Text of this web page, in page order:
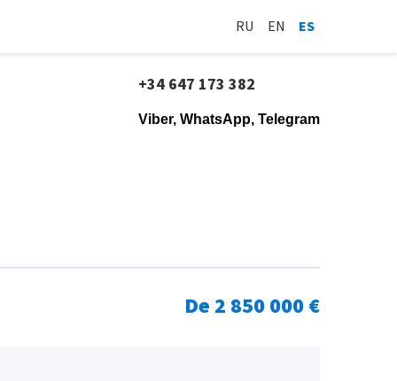
RU EN ES
+34 647 173 382
Viber, WhatsApp, Telegram
De 2 850 000 €